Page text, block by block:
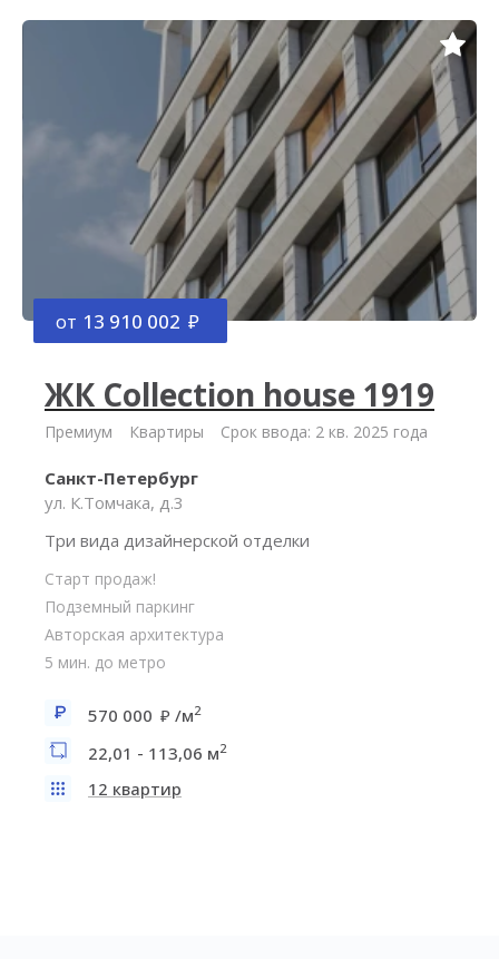
от 13 910 002
ЖК Collection house 1919
Премиум Квартиры Срок ввода: 2 кв. 2025 года
Санкт-Петербург
ул. К.Томчака, д.3
Три вида дизайнерской отделки
Старт продаж!
Подземный паркинг
Авторская архитектура
5 мин. до метро
570 000 /м2
22,01 - 113,06 м2
12 квартир